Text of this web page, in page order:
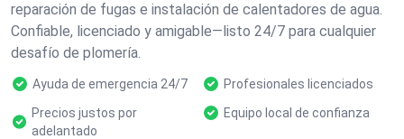
reparación de fugas e instalación de calentadores de agua.
Confiable, licenciado y amigable—listo 24/7 para cualquier
desafío de plomería.
Ayuda de emergencia 24/7
Profesionales licenciados
Precios justos por
adelantado
Equipo local de confianza